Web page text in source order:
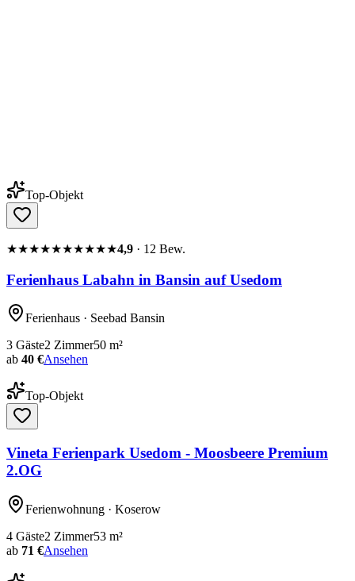
Top-Objekt
★★★★★★★★★★4,9 · 12 Bew.
Ferienhaus Labahn in Bansin auf Usedom
Ferienhaus · Seebad Bansin
3 Gäste2 Zimmer50 m²
ab 40 €Ansehen
Top-Objekt
Vineta Ferienpark Usedom - Moosbeere Premium
2.OG
Ferienwohnung · Koserow
4 Gäste2 Zimmer53 m²
ab 71 €Ansehen